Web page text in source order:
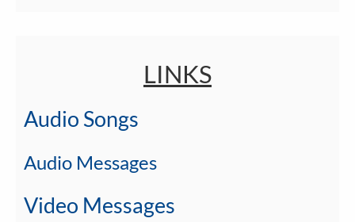
LINKS
Audio Songs
Audio Messages
Video Messages